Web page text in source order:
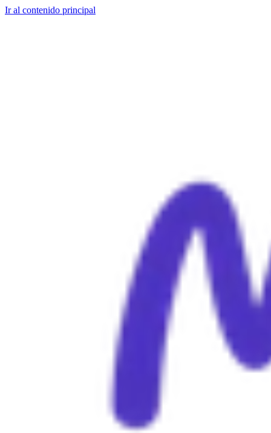
Ir al contenido principal